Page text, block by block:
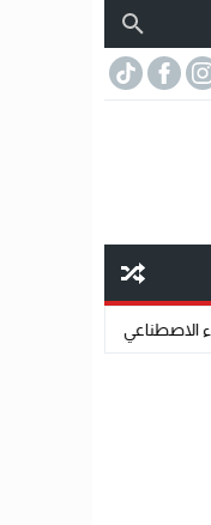
07:32 مختار عتمان.. «صديق